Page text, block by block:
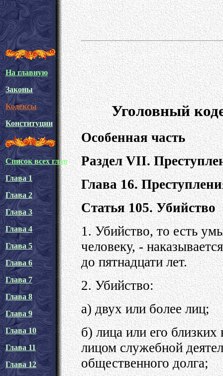
На главную
Законы
Кодексы
Конституции
Список всех глав
Глава 1
Глава 2
Глава 3
Глава 4
Глава 5
Глава 6
Глава 7
Глава 8
Глава 9
Глава 10
Глава 11
Глава 12
Уголовный
Особенная часть
Раздел VII.
Глава 16.
Статья 105. Убийство
1. Убийство, то есть
человеку, -
до пятнадцати лет.
2. Убийство:
а) двух или более лиц;
б) лица или его
лицом служебной
общественного долга;